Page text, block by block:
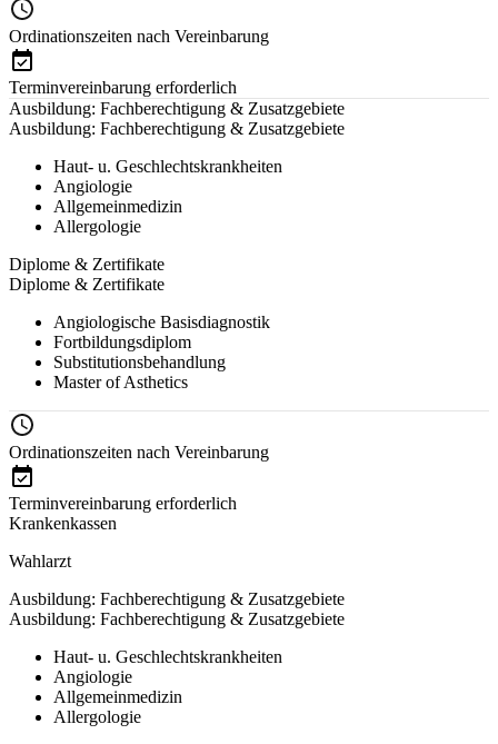
Ordinationszeiten nach Vereinbarung
Terminvereinbarung erforderlich
Ausbildung: Fachberechtigung & Zusatzgebiete
Ausbildung: Fachberechtigung & Zusatzgebiete
Haut- u. Geschlechtskrankheiten
Angiologie
Allgemeinmedizin
Allergologie
Diplome & Zertifikate
Diplome & Zertifikate
Angiologische Basisdiagnostik
Fortbildungsdiplom
Substitutionsbehandlung
Master of Asthetics
Ordinationszeiten nach Vereinbarung
Terminvereinbarung erforderlich
Krankenkassen
Wahlarzt
Ausbildung: Fachberechtigung & Zusatzgebiete
Ausbildung: Fachberechtigung & Zusatzgebiete
Haut- u. Geschlechtskrankheiten
Angiologie
Allgemeinmedizin
Allergologie